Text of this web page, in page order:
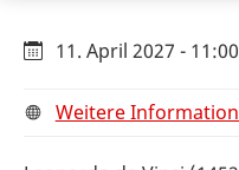
11. April 2027 - 11:00
Weitere